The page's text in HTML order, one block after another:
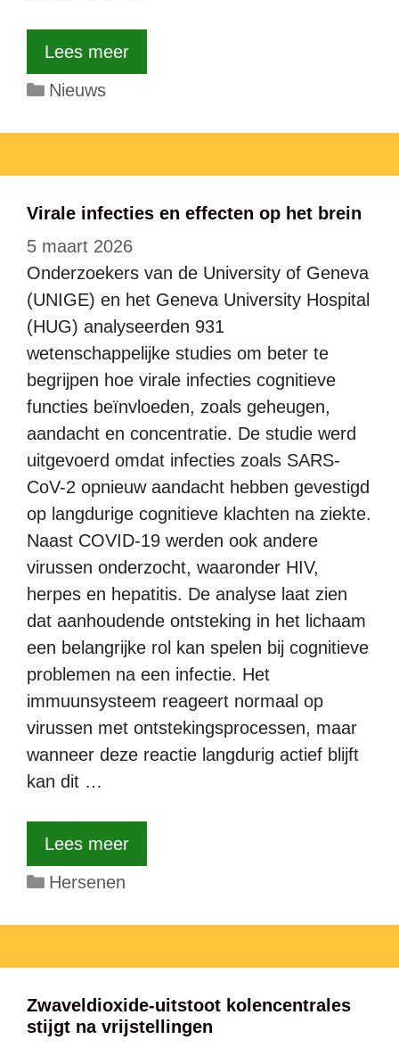
Lees meer
Categorieën
Nieuws
Virale infecties en effecten op het brein
5 maart 2026
Onderzoekers van de University of Geneva
(UNIGE) en het Geneva University Hospital
(HUG) analyseerden 931
wetenschappelijke studies om beter te
begrijpen hoe virale infecties cognitieve
functies beïnvloeden, zoals geheugen,
aandacht en concentratie. De studie werd
uitgevoerd omdat infecties zoals SARS-
CoV-2 opnieuw aandacht hebben gevestigd
op langdurige cognitieve klachten na ziekte.
Naast COVID-19 werden ook andere
virussen onderzocht, waaronder HIV,
herpes en hepatitis. De analyse laat zien
dat aanhoudende ontsteking in het lichaam
een belangrijke rol kan spelen bij cognitieve
problemen na een infectie. Het
immuunsysteem reageert normaal op
virussen met ontstekingsprocessen, maar
wanneer deze reactie langdurig actief blijft
kan dit …
Lees meer
Categorieën
Hersenen
Zwaveldioxide-uitstoot kolencentrales
stijgt na vrijstellingen